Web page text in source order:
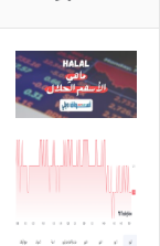
أ
و
ل
م
م